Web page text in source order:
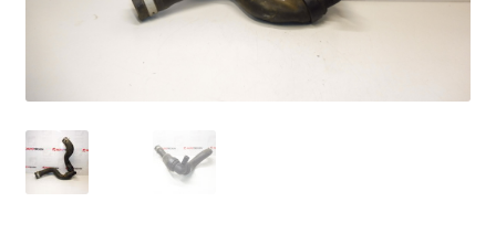
Klachtenprocedure
Mijn account
Over ons